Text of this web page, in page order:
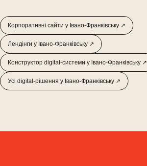
Корпоративні сайти у Івано-Франківську ↗
Лендінги у Івано-Франківську ↗
Конструктор digital-системи у Івано-Франківську ↗
Усі digital-рішення у Івано-Франківську ↗